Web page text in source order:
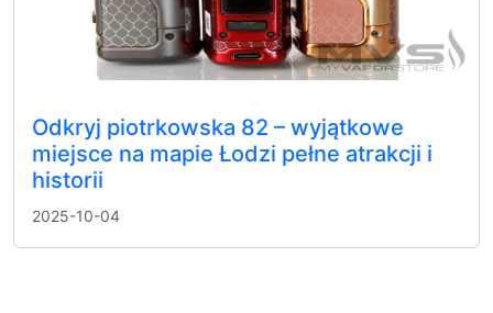
Odkryj piotrkowska 82 – wyjątkowe
miejsce na mapie Łodzi pełne atrakcji i
historii
2025-10-04